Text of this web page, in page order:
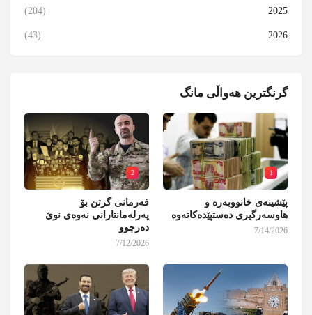
2025
(204)
2026
(43)
گرنگترین هەواڵی مانگ
1
پێشینەی خانووبەرە و
هاوسەرگیری دەستپێدەکاتەوە
7/14/2026
2
فەرمانی گرتن بۆ
پەرلەمانتارانی نەوەی نوێ
دەرچوو
7/12/2026